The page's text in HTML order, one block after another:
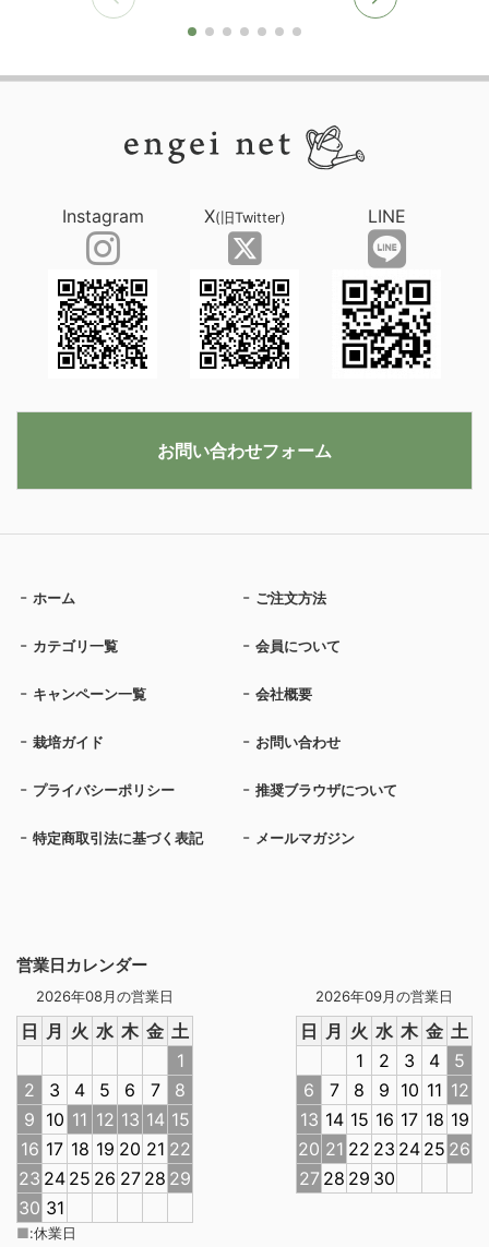
営業日カレンダー
2026年08月の営業日
日 月 火 水 木 金 土
1
2
3 4 5 6 7
8
9 10 11 12 13 14 15
16 17 18 19 20 21 22
23 24 25 26 27 28 29
30 31
2026年09月の営業日
日 月 火 水 木 金 土
1
2 3 4
5
6
7 8 9 10 11 12
13 14 15 16 17 18 19
20 21 22 23 24 25 26
27 28 29 30
■:休業日
ホーム ご注文方法
カテゴリ一覧 会員について
キャンペーン一覧 会社概要
栽培ガイド お問い合わせ
プライバシーポリシー 推奨ブラウザについて
特定商取引法に基づく表記 メールマガジン
Instagram X(旧Twitter) LINE
お問い合わせフォーム